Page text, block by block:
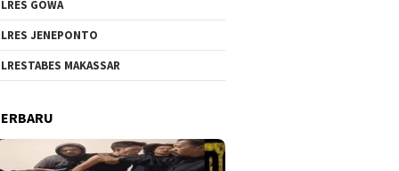
GOWA
JENEPONTO
MAKASSAR